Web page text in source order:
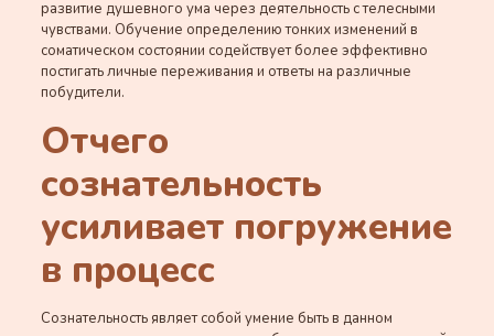
развитие душевного ума через деятельность с телесными
чувствами. Обучение определению тонких изменений в
соматическом состоянии содействует более эффективно
постигать личные переживания и ответы на различные
побудители.
Отчего
сознательность
усиливает погружение
в процесс
Сознательность являет собой умение быть в данном